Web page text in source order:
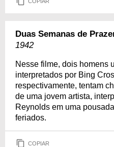
Duas Semanas de
1942
Nesse filme, dois homens
interpretados por Bing
respectivamente, tentam
de uma jovem artista,
Reynolds em uma
feriados.
COPIAR